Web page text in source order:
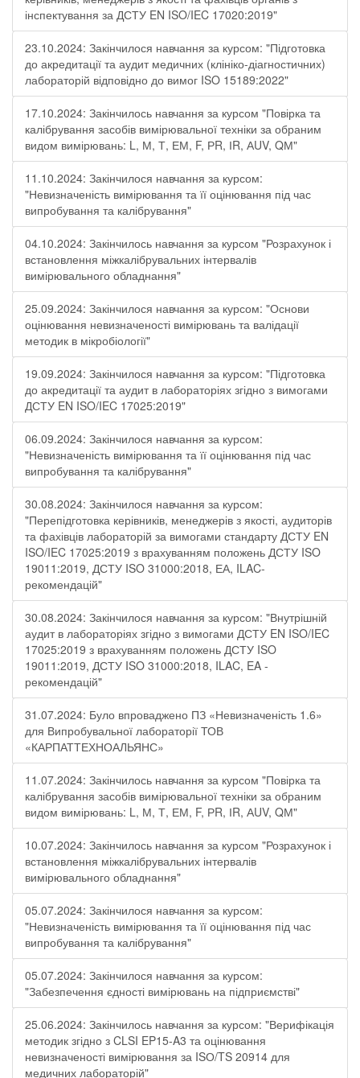
інспектування за ДСТУ EN ISO/IEC 17020:2019"
23.10.2024: Закінчилося навчання за курсом: "Підготовка
до акредитації та аудит медичних (клініко-діагностичних)
лабораторій відповідно до вимог ISO 15189:2022"
17.10.2024: Закінчилось навчання за курсом "Повірка та
калібрування засобів вимірювальної техніки за обраним
видом вимірювань: L, М, Т, ЕМ, F, РR, ІR, АUV, QМ"
11.10.2024: Закінчилося навчання за курсом:
"Невизначеність вимірювання та її оцінювання під час
випробування та калібрування"
04.10.2024: Закінчилось навчання за курсом "Розрахунок і
встановлення міжкалібрувальних інтервалів
вимірювального обладнання"
25.09.2024: Закінчилося навчання за курсом: "Основи
оцінювання невизначеності вимірювань та валідації
методик в мікробіології"
19.09.2024: Закінчилося навчання за курсом: "Підготовка
до акредитації та аудит в лабораторіях згідно з вимогами
ДСТУ EN ISO/IEC 17025:2019"
06.09.2024: Закінчилося навчання за курсом:
"Невизначеність вимірювання та її оцінювання під час
випробування та калібрування"
30.08.2024: Закінчилося навчання за курсом:
"Перепідготовка керівників, менеджерів з якості, аудиторів
та фахівців лабораторій за вимогами стандарту ДСТУ EN
ISO/IEC 17025:2019 з врахуванням положень ДСТУ ISO
19011:2019, ДСТУ ISO 31000:2018, ЕА, ILAC-
рекомендацій"
30.08.2024: Закінчилося навчання за курсом: "Внутрішній
аудит в лабораторіях згідно з вимогами ДСТУ EN ISO/IEC
17025:2019 з врахуванням положень ДСТУ ISO
19011:2019, ДСТУ ISO 31000:2018, ILAC, EA -
рекомендацій"
31.07.2024: Було впроваджено ПЗ «Невизначеність 1.6»
для Випробувальної лабораторії ТОВ
«КАРПАТТЕХНОАЛЬЯНС»
11.07.2024: Закінчилось навчання за курсом "Повірка та
калібрування засобів вимірювальної техніки за обраним
видом вимірювань: L, М, Т, ЕМ, F, РR, ІR, АUV, QМ"
10.07.2024: Закінчилось навчання за курсом "Розрахунок і
встановлення міжкалібрувальних інтервалів
вимірювального обладнання"
05.07.2024: Закінчилося навчання за курсом:
"Невизначеність вимірювання та її оцінювання під час
випробування та калібрування"
05.07.2024: Закінчилося навчання за курсом:
"Забезпечення єдності вимірювань на підприємстві"
25.06.2024: Закінчилось навчання за курсом: "Верифікація
методик згідно з CLSI EP15-A3 та оцінювання
невизначеності вимірювання за ISО/TS 20914 для
медичних лабораторій"